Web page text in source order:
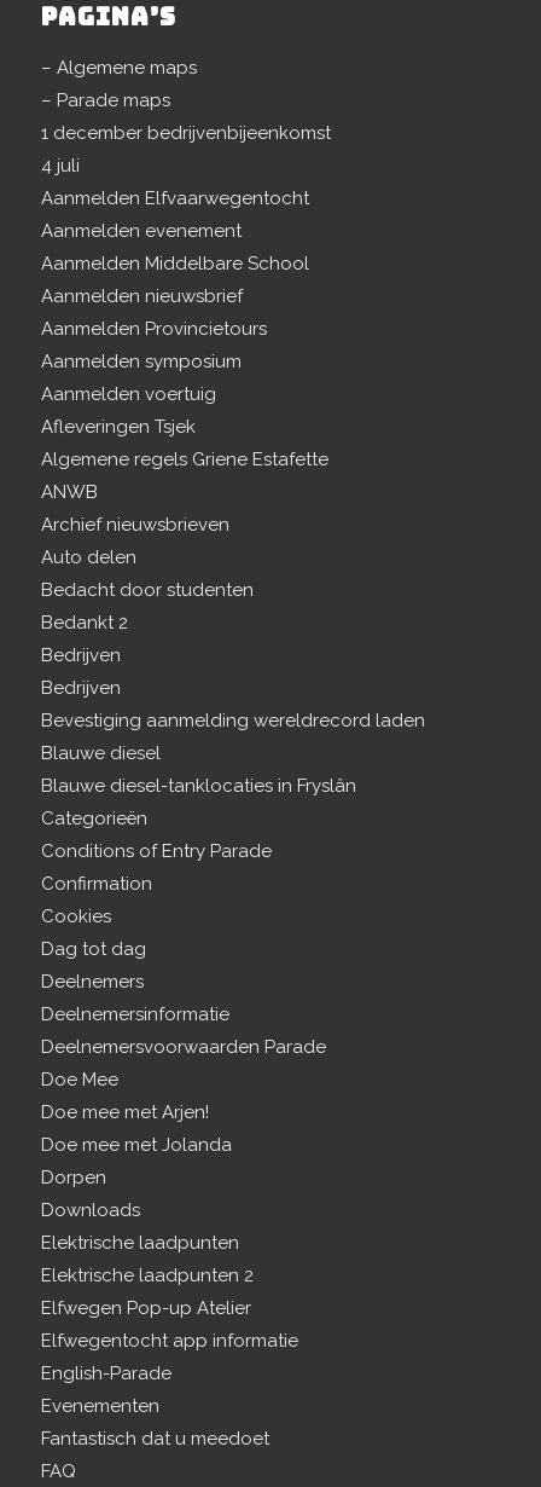
PAGINA’S
– Algemene maps
– Parade maps
1 december bedrijvenbijeenkomst
4 juli
Aanmelden Elfvaarwegentocht
Aanmelden evenement
Aanmelden Middelbare School
Aanmelden nieuwsbrief
Aanmelden Provincietours
Aanmelden symposium
Aanmelden voertuig
Afleveringen Tsjek
Algemene regels Griene Estafette
ANWB
Archief nieuwsbrieven
Auto delen
Bedacht door studenten
Bedankt 2
Bedrijven
Bedrijven
Bevestiging aanmelding wereldrecord laden
Blauwe diesel
Blauwe diesel-tanklocaties in Fryslân
Categorieën
Conditions of Entry Parade
Confirmation
Cookies
Dag tot dag
Deelnemers
Deelnemersinformatie
Deelnemersvoorwaarden Parade
Doe Mee
Doe mee met Arjen!
Doe mee met Jolanda
Dorpen
Downloads
Elektrische laadpunten
Elektrische laadpunten 2
Elfwegen Pop-up Atelier
Elfwegentocht app informatie
English-Parade
Evenementen
Fantastisch dat u meedoet
FAQ